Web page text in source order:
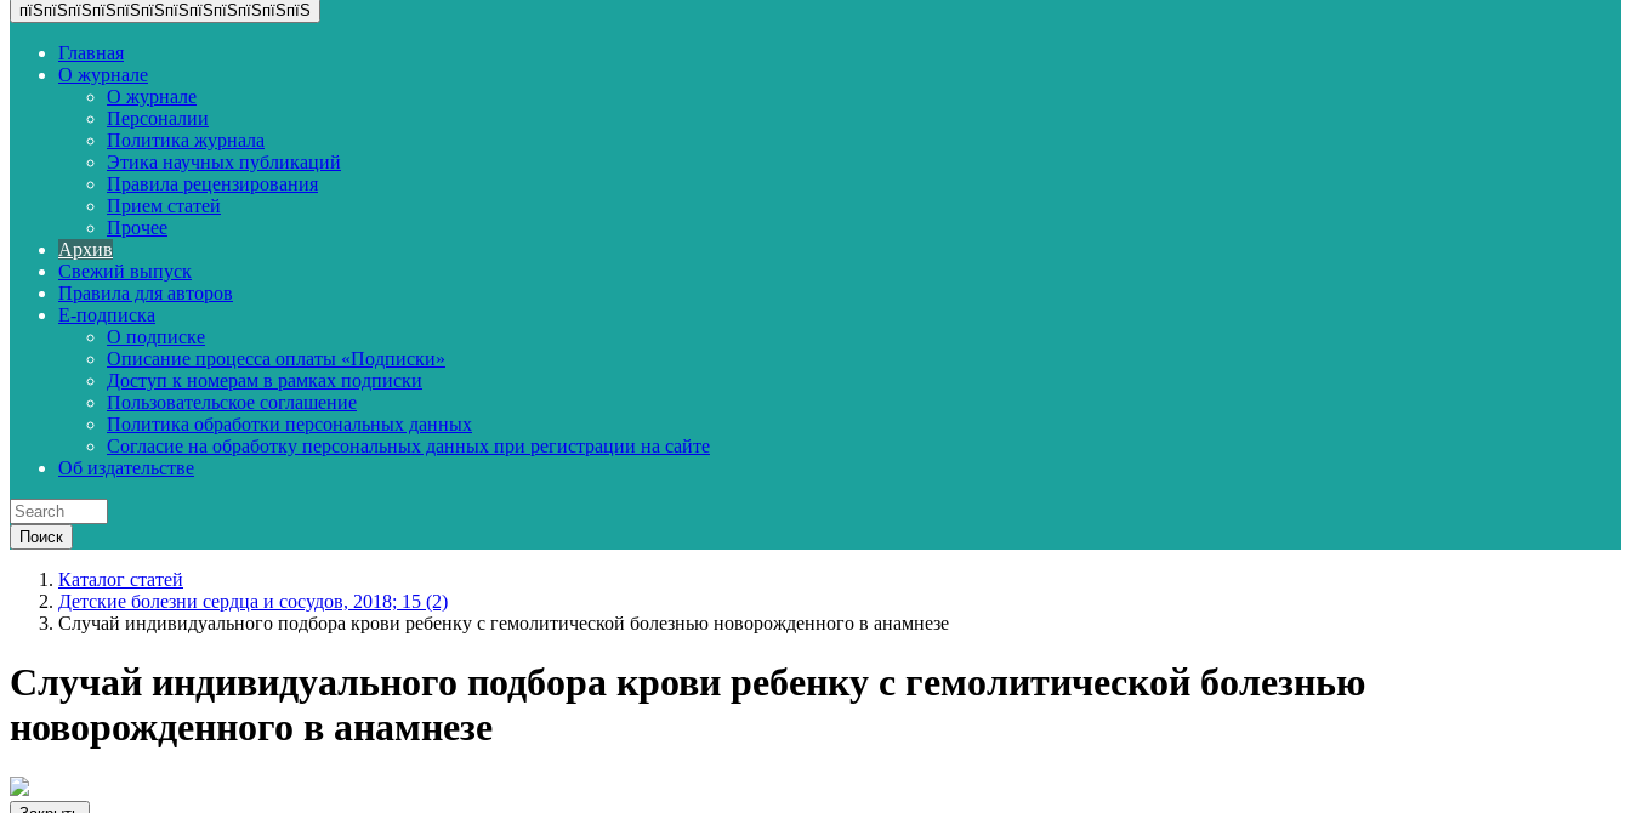
пїЅпїЅпїЅпїЅпїЅпїЅпїЅпїЅпїЅпїЅпїЅпїЅ
Главная
О журнале
О журнале
Персоналии
Политика журнала
Этика научных публикаций
Правила рецензирования
Прием статей
Прочее
Архив
Свежий выпуск
Правила для авторов
E-подписка
О подписке
Описание процесса оплаты «Подписки»
Доступ к номерам в рамках подписки
Пользовательское соглашение
Политика обработки персональных данных
Согласие на обработку персональных данных при регистрации на сайте
Об издательстве
Каталог статей
Детские болезни сердца и сосудов, 2018; 15 (2)
Случай индивидуального подбора крови ребенку с гемолитической болезнью новорожденного в анамнезе
Случай индивидуального подбора крови ребенку с гемолитической болезнью
новорожденного в анамнезе